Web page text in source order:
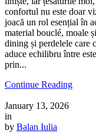
confortul nu este doar
joacă un rol esențial în
material bouclé, moale
dining și perdelele care
aduce echilibru între
prin...
Continue Reading
January 13, 2026
in
by Balan Iulia